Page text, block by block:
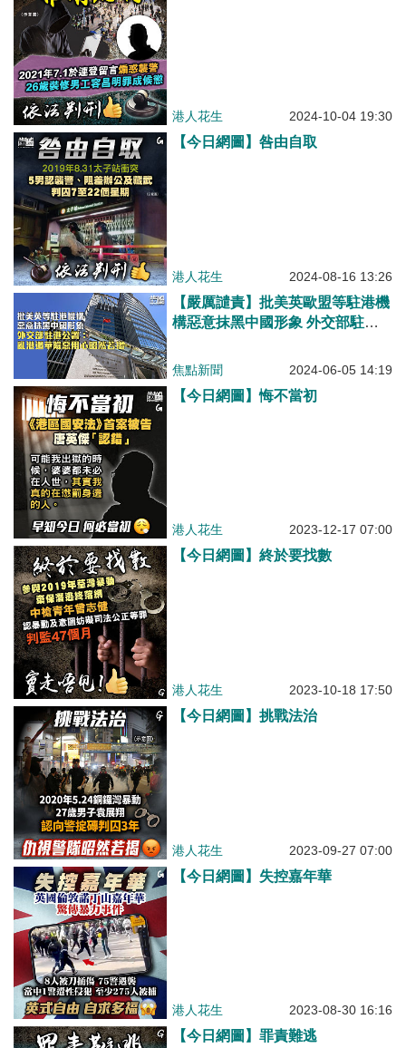
港人花生 2024-10-04 19:30
【今日網圖】咎由自取
港人花生 2024-08-16 13:26
【嚴厲譴責】批美英歐盟等駐港機
構惡意抹黑中國形象 外交部駐港
揭
焦點新聞 2024-06-05 14:19
【今日網圖】悔不當初
港人花生 2023-12-17 07:00
【今日網圖】終於要找數
港人花生 2023-10-18 17:50
【今日網圖】挑戰法治
港人花生 2023-09-27 07:00
【今日網圖】失控嘉年華
港人花生 2023-08-30 16:16
【今日網圖】罪責難逃